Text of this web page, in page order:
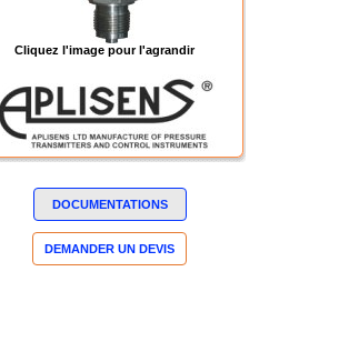
Cliquez l'image pour l'agrandir
DOCUMENTATIONS
DEMANDER UN DEVIS